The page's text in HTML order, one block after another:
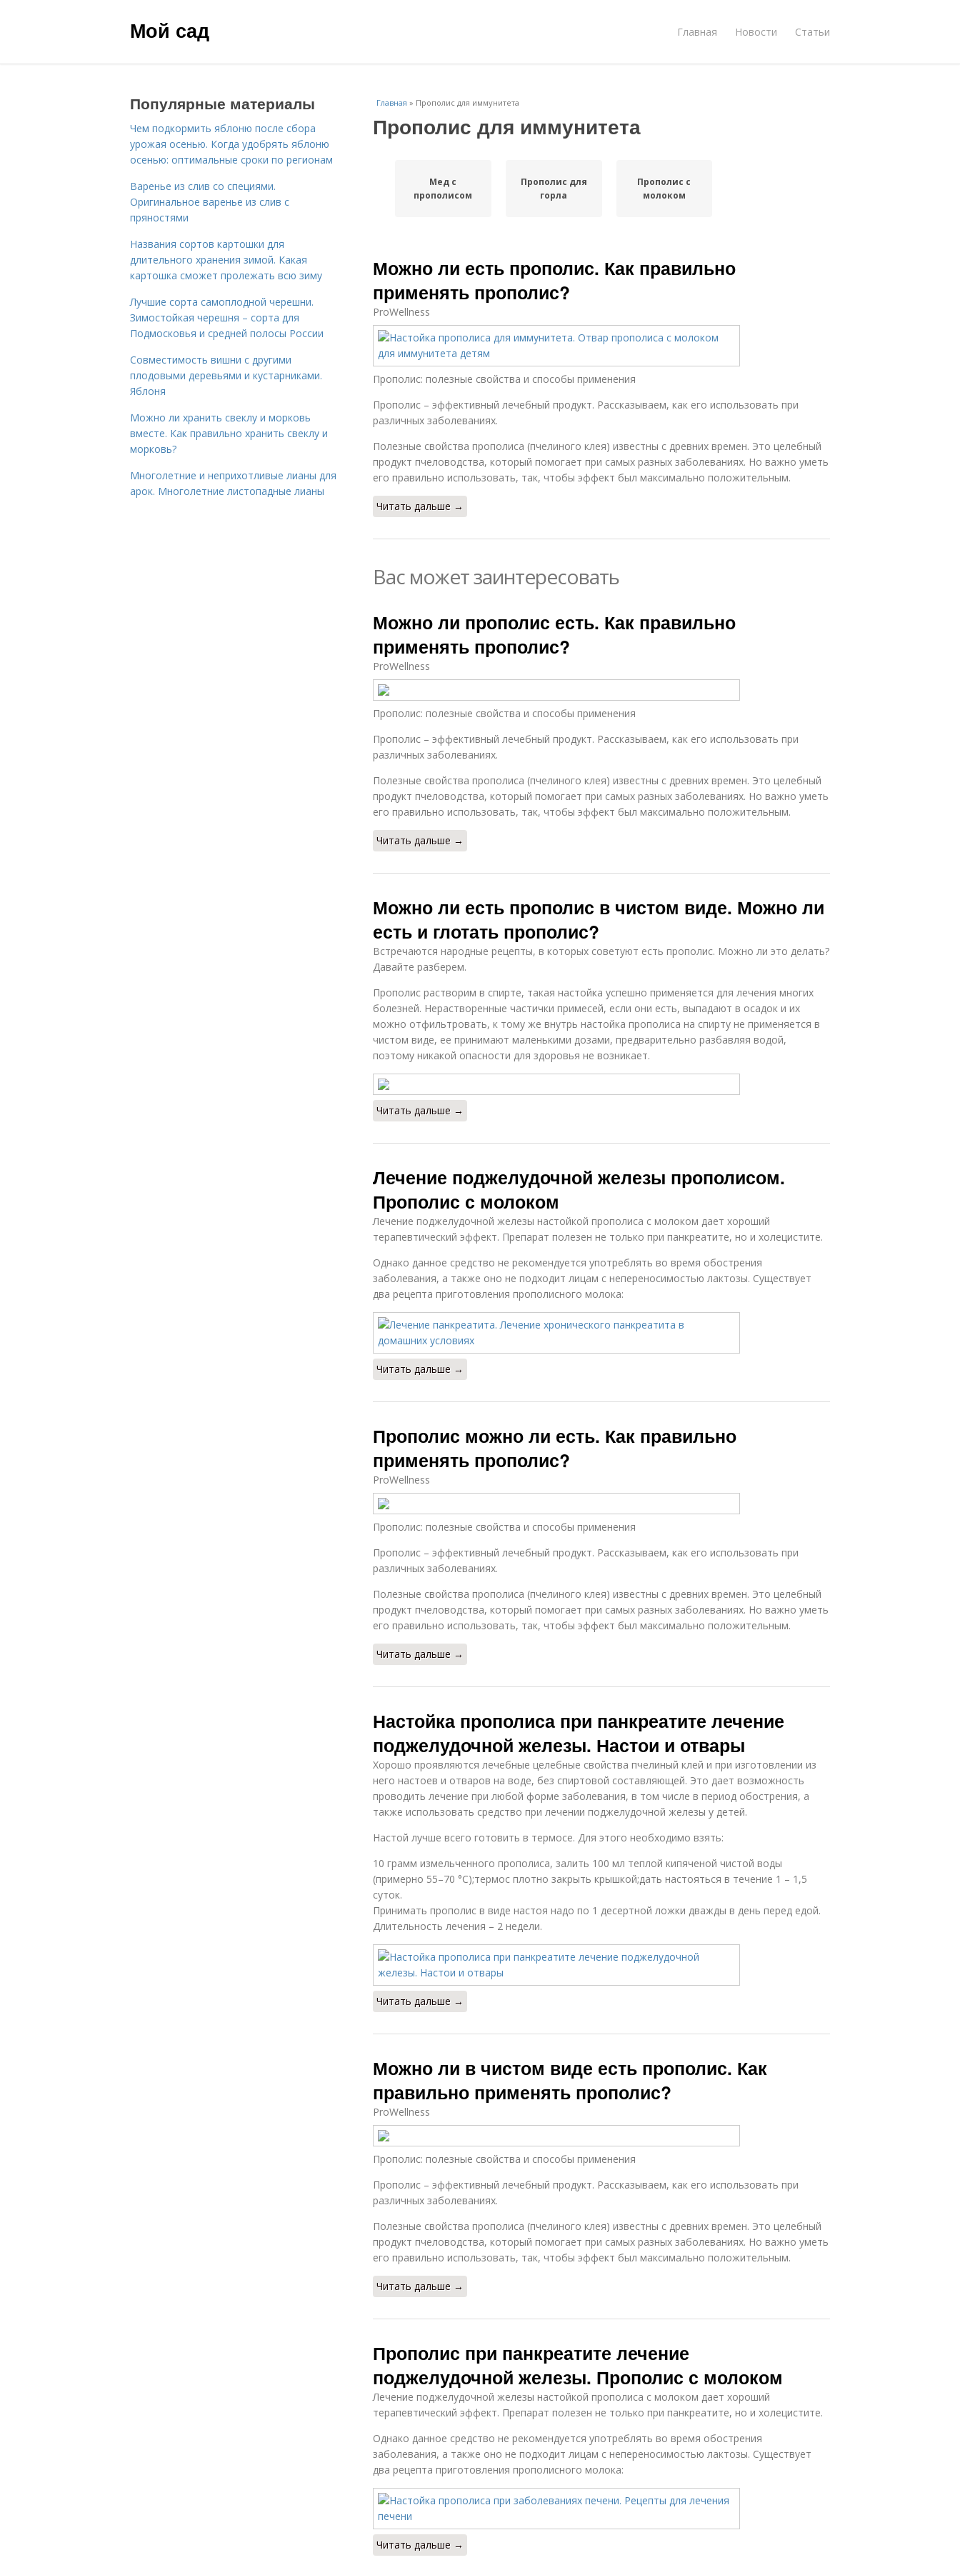
Мой сад Главная Новости Статьи
Главная » Прополис для иммунитета
Прополис для иммунитета
Мед с
прополисом
Прополис для
горла
Прополис с
молоком
Можно ли есть прополис. Как правильно
применять прополис?
ProWellness
Прополис: полезные свойства и способы применения
Прополис – эффективный лечебный продукт. Рассказываем, как его использовать при
различных заболеваниях.
Полезные свойства прополиса (пчелиного клея) известны с древних времен. Это целебный
продукт пчеловодства, который помогает при самых разных заболеваниях. Но важно уметь
его правильно использовать, так, чтобы эффект был максимально положительным.
Читать дальше →
Вас может заинтересовать
Можно ли прополис есть. Как правильно
применять прополис?
ProWellness
Прополис: полезные свойства и способы применения
Прополис – эффективный лечебный продукт. Рассказываем, как его использовать при
различных заболеваниях.
Полезные свойства прополиса (пчелиного клея) известны с древних времен. Это целебный
продукт пчеловодства, который помогает при самых разных заболеваниях. Но важно уметь
его правильно использовать, так, чтобы эффект был максимально положительным.
Читать дальше →
Можно ли есть прополис в чистом виде. Можно ли
есть и глотать прополис?
Встречаются народные рецепты, в которых советуют есть прополис. Можно ли это делать?
Давайте разберем.
Прополис растворим в спирте, такая настойка успешно применяется для лечения многих
болезней. Нерастворенные частички примесей, если они есть, выпадают в осадок и их
можно отфильтровать, к тому же внутрь настойка прополиса на спирту не применяется в
чистом виде, ее принимают маленькими дозами, предварительно разбавляя водой,
поэтому никакой опасности для здоровья не возникает.
Читать дальше →
Лечение поджелудочной железы прополисом.
Прополис с молоком
Лечение поджелудочной железы настойкой прополиса с молоком дает хороший
терапевтический эффект. Препарат полезен не только при панкреатите, но и холецистите.
Однако данное средство не рекомендуется употреблять во время обострения
заболевания, а также оно не подходит лицам с непереносимостью лактозы. Существует
два рецепта приготовления прополисного молока:
Читать дальше →
Прополис можно ли есть. Как правильно
применять прополис?
ProWellness
Прополис: полезные свойства и способы применения
Прополис – эффективный лечебный продукт. Рассказываем, как его использовать при
различных заболеваниях.
Полезные свойства прополиса (пчелиного клея) известны с древних времен. Это целебный
продукт пчеловодства, который помогает при самых разных заболеваниях. Но важно уметь
его правильно использовать, так, чтобы эффект был максимально положительным.
Читать дальше →
Настойка прополиса при панкреатите лечение
поджелудочной железы. Настои и отвары
Хорошо проявляются лечебные целебные свойства пчелиный клей и при изготовлении из
него настоев и отваров на воде, без спиртовой составляющей. Это дает возможность
проводить лечение при любой форме заболевания, в том числе в период обострения, а
также использовать средство при лечении поджелудочной железы у детей.
Настой лучше всего готовить в термосе. Для этого необходимо взять:
10 грамм измельченного прополиса, залить 100 мл теплой кипяченой чистой воды
(примерно 55–70 °C);термос плотно закрыть крышкой;дать настояться в течение 1 – 1,5
суток.
Принимать прополис в виде настоя надо по 1 десертной ложки дважды в день перед едой.
Длительность лечения – 2 недели.
Читать дальше →
Можно ли в чистом виде есть прополис. Как
правильно применять прополис?
ProWellness
Прополис: полезные свойства и способы применения
Прополис – эффективный лечебный продукт. Рассказываем, как его использовать при
различных заболеваниях.
Полезные свойства прополиса (пчелиного клея) известны с древних времен. Это целебный
продукт пчеловодства, который помогает при самых разных заболеваниях. Но важно уметь
его правильно использовать, так, чтобы эффект был максимально положительным.
Читать дальше →
Прополис при панкреатите лечение
поджелудочной железы. Прополис с молоком
Лечение поджелудочной железы настойкой прополиса с молоком дает хороший
терапевтический эффект. Препарат полезен не только при панкреатите, но и холецистите.
Однако данное средство не рекомендуется употреблять во время обострения
заболевания, а также оно не подходит лицам с непереносимостью лактозы. Существует
два рецепта приготовления прополисного молока:
Читать дальше →
Популярные материалы
Чем подкормить яблоню после сбора
урожая осенью. Когда удобрять яблоню
осенью: оптимальные сроки по регионам
Варенье из слив со специями.
Оригинальное варенье из слив с
пряностями
Названия сортов картошки для
длительного хранения зимой. Какая
картошка сможет пролежать всю зиму
Лучшие сорта самоплодной черешни.
Зимостойкая черешня – сорта для
Подмосковья и средней полосы России
Совместимость вишни с другими
плодовыми деревьями и кустарниками.
Яблоня
Можно ли хранить свеклу и морковь
вместе. Как правильно хранить свеклу и
морковь?
Многолетние и неприхотливые лианы для
арок. Многолетние листопадные лианы